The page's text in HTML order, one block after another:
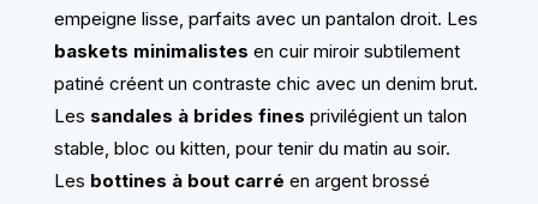
empeigne lisse, parfaits avec un pantalon droit. Les
baskets minimalistes en cuir miroir subtilement
patiné créent un contraste chic avec un denim brut.
Les sandales à brides fines privilégient un talon
stable, bloc ou kitten, pour tenir du matin au soir.
Les bottines à bout carré en argent brossé